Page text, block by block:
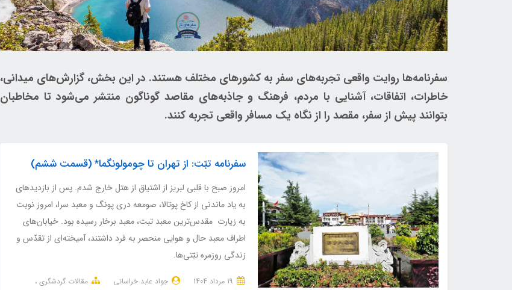
سفرنامه‌ها روایت واقعی تجربه‌های سفر به کشورهای مختلف هستند. در این بخش، گزارش‌های میدانی،
خاطرات، اتفاقات، آشنایی با مردم، فرهنگ و جاذبه‌های مقاصد گوناگون منتشر می‌شود تا مخاطبان
بتوانند پیش از سفر، مقصد را از نگاه یک مسافر واقعی تجربه کنند.
سفرنامه تبّت: از تهران تا چومولونگما* (قسمت ششم)
امروز صبح با قلبی لبریز از اشتیاق از هتل خارج شدم. پس از بازدیدهای
به یاد ماندنی از کاخ پوتالا، صومعه دری پونگ و معبد سرا، امروز نوبت
به زیارت مقدس‌ترین معبد تبت، معبد برخار رسیده بود. خیابان‌های
اطراف معبد حال و هوایی منحصر به فرد داشتند، آمیخته‌ای از تقدّس و
زندگی روزمره تبّتی‌ها.
جواد عابد خراسانی
مقالات گردشگری